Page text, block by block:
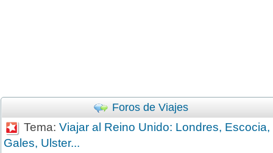
Foros de Viajes
Tema: Viajar al Reino Unido: Londres, Escocia,
Gales, Ulster...